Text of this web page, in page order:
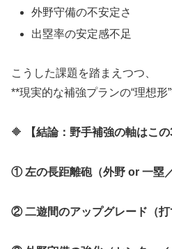
外野守備の不安定さ
出塁率の安定感不足
こうした課題を踏まえつつ、
**現実的な補強プランの“理想形
🔶 【結論：野手補強の軸はこの
① 左の長距離砲（外野 or 一塁
② 二遊間のアップグレード（打